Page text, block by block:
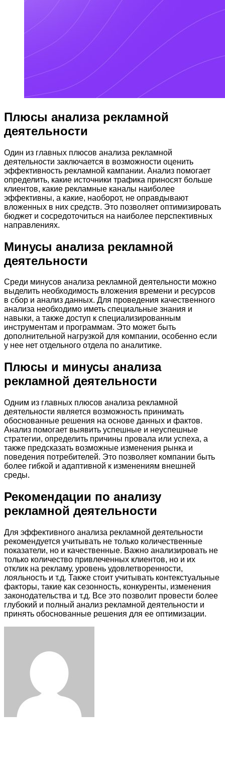
Плюсы анализа рекламной
деятельности
Один из главных плюсов анализа рекламной
деятельности заключается в возможности оценить
эффективность рекламной кампании. Анализ помогает
определить, какие источники трафика приносят больше
клиентов, какие рекламные каналы наиболее
эффективны, а какие, наоборот, не оправдывают
вложенных в них средств. Это позволяет оптимизировать
бюджет и сосредоточиться на наиболее перспективных
направлениях.
Минусы анализа рекламной
деятельности
Среди минусов анализа рекламной деятельности можно
выделить необходимость вложения времени и ресурсов
в сбор и анализ данных. Для проведения качественного
анализа необходимо иметь специальные знания и
навыки, а также доступ к специализированным
инструментам и программам. Это может быть
дополнительной нагрузкой для компании, особенно если
у нее нет отдельного отдела по аналитике.
Плюсы и минусы анализа
рекламной деятельности
Одним из главных плюсов анализа рекламной
деятельности является возможность принимать
обоснованные решения на основе данных и фактов.
Анализ помогает выявить успешные и неуспешные
стратегии, определить причины провала или успеха, а
также предсказать возможные изменения рынка и
поведения потребителей. Это позволяет компании быть
более гибкой и адаптивной к изменениям внешней
среды.
Рекомендации по анализу
рекламной деятельности
Для эффективного анализа рекламной деятельности
рекомендуется учитывать не только количественные
показатели, но и качественные. Важно анализировать не
только количество привлеченных клиентов, но и их
отклик на рекламу, уровень удовлетворенности,
лояльность и т.д. Также стоит учитывать контекстуальные
факторы, такие как сезонность, конкуренты, изменения
законодательства и т.д. Все это позволит провести более
глубокий и полный анализ рекламной деятельности и
принять обоснованные решения для ее оптимизации.